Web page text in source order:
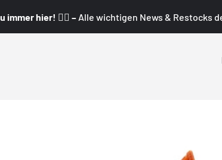
hier! 👇🏼 – Alle wichtigen News & Restocks